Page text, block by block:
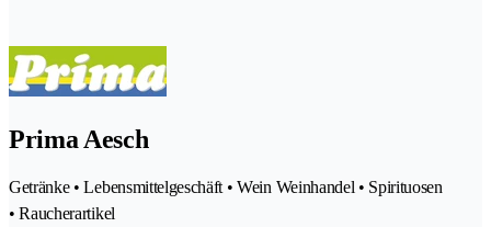
Prima Aesch
Getränke • Lebensmittelgeschäft • Wein Weinhandel • Spirituosen
• Raucherartikel